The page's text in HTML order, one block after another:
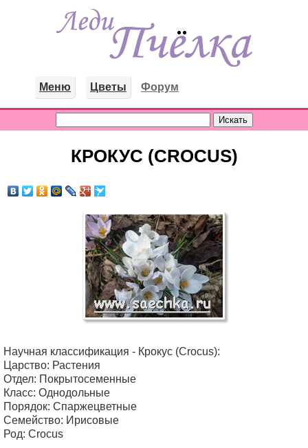
Меню Цветы Форум
КРОКУС (CROCUS)
Научная классификация - Крокус (Crocus):
Царство: Растения
Отдел: Покрытосеменные
Класс: Однодольные
Порядок: Спаржецветные
Семейство: Ирисовые
Род: Crocus